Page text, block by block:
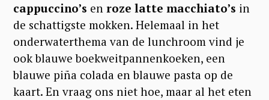
cappuccino’s en roze latte macchiato’s in
de schattigste mokken. Helemaal in het
onderwaterthema van de lunchroom vind je
ook blauwe boekweitpannenkoeken, een
blauwe piña colada en blauwe pasta op de
kaart. En vraag ons niet hoe, maar al het eten